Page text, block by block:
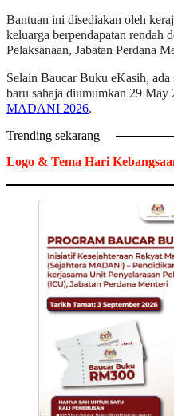
Bantuan ini disediakan oleh
keluarga berpendapatan rendah
Pelaksanaan, Jabatan Perdana
Selain Baucar Buku eKasih,
baru sahaja diumumkan 29 May
MADANI 2026.
Trending sekarang
Logo & Tema Hari